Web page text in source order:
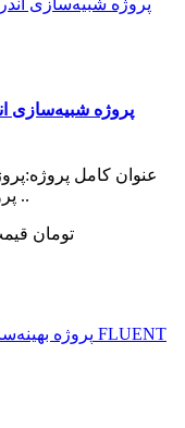
پروژه شبیه‌سازی
عنوان کامل
پروازی در موج منظم با استفاده از نرم افزار ..
2,721,730تومان قیمت